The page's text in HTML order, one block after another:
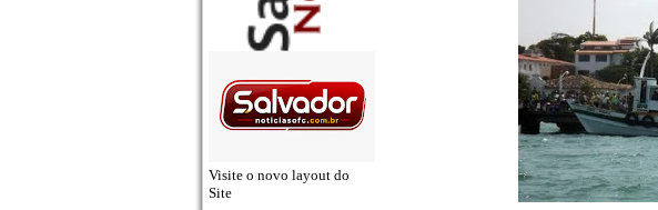
Visite o novo layout do
Site